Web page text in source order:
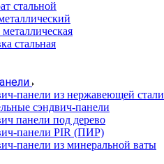
стальной
стальная
панели из нержавеющей стали
сэндвич-панели
панели под дерево
панели PIR (ПИР)
панели из минеральной ваты